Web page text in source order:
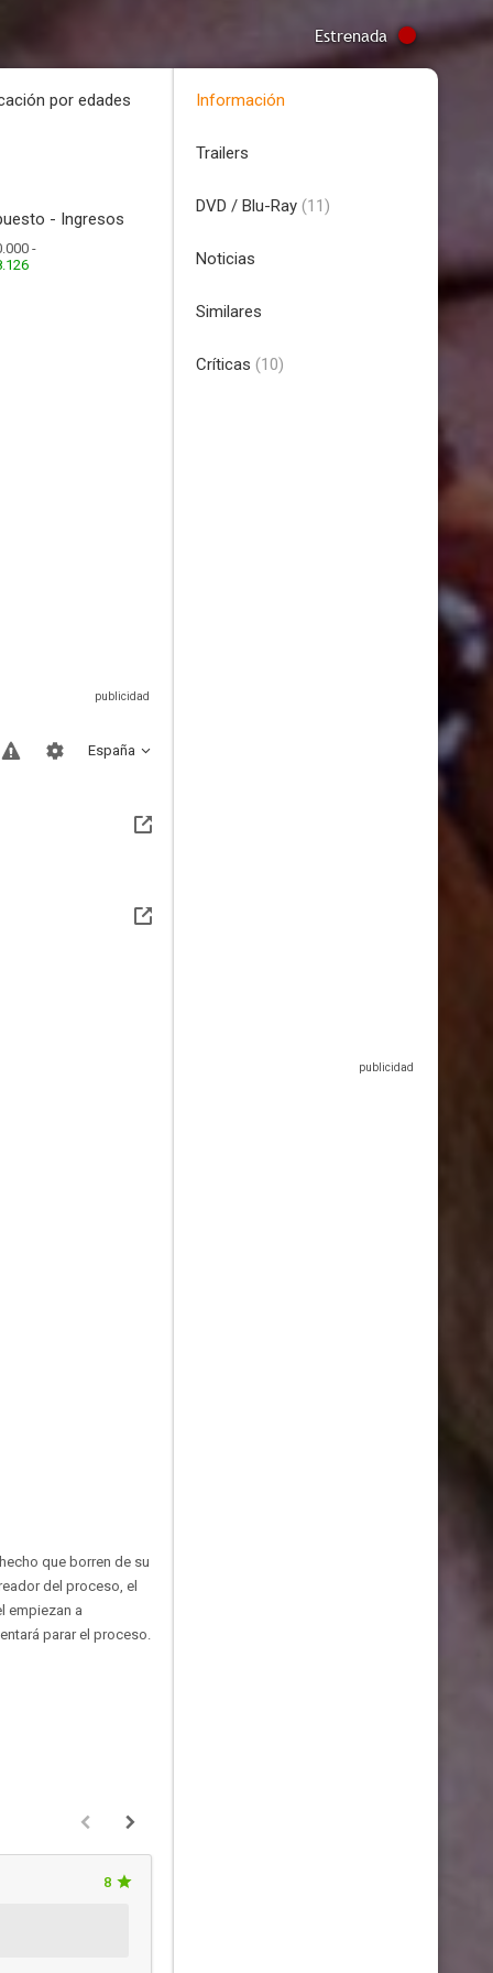
Estrenada
por edades
- Ingresos
-
España
que borren de su
del proceso, el
empiezan a
parar el proceso.
8
Información
Trailers
DVD / Blu-Ray (11)
Noticias
Similares
Críticas (10)